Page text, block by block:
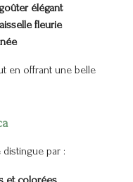
élégant
fleurie
en offrant une belle
distingue par :